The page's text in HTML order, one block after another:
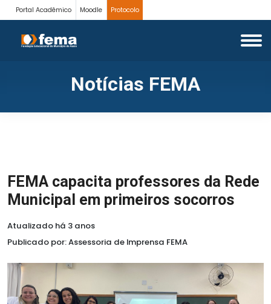
Portal Acadêmico Moodle Protocolo
Notícias FEMA
FEMA capacita professores da Rede
Municipal em primeiros socorros
Atualizado há 3 anos
Publicado por: Assessoria de Imprensa FEMA